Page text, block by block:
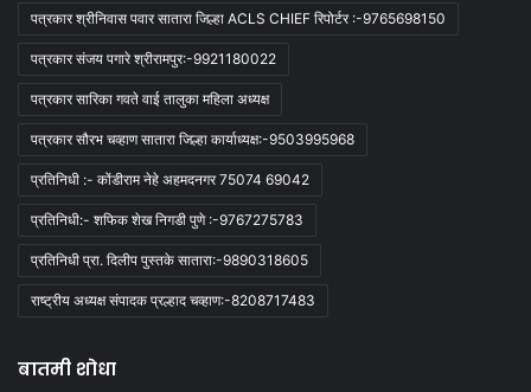
पत्रकार श्रीनिवास पवार सातारा जिल्हा ACLS CHIEF रिपोर्टर :-9765698150
पत्रकार संजय पगारे श्रीरामपुर:-9921180022
पत्रकार सारिका गवते वाई तालुका महिला अध्यक्ष
पत्रकार सौरभ चव्हाण सातारा जिल्हा कार्याध्यक्ष:-9503995968
प्रतिनिधी :- कोंडीराम नेहे अहमदनगर 75074 69042
प्रतिनिधी:- शफिक शेख निगडी पुणे :-9767275783
प्रतिनिधी प्रा. दिलीप पुस्तके सातारा:-9890318605
राष्ट्रीय अध्यक्ष संपादक प्रल्हाद चव्हाण:-8208717483
बातमी शोधा